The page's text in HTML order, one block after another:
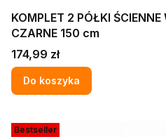
KOMPLET 2 PÓŁKI
CZARNE 150 cm
Cena
174,99 zł
Do koszyka
Bestseller